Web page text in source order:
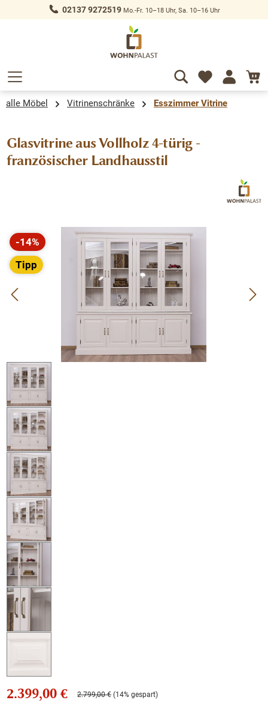
springen 02137 9272519Mo.-Fr. 10–18 Uhr, Sa. 10–16 Uhr
alle Möbel Vitrinenschränke Esszimmer Vitrine
Glasvitrine aus Vollholz 4-türig -
französischer Landhausstil
Bildergalerie überspringen
-14%
Rabatt
Tipp
2.399,00 € 2.799,00 € (14% gespart)